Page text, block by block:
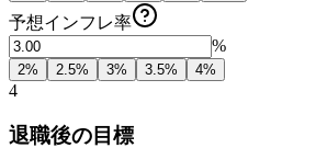
予想インフレ率
%
2% 2.5% 3% 3.5% 4%
4
退職後の目標